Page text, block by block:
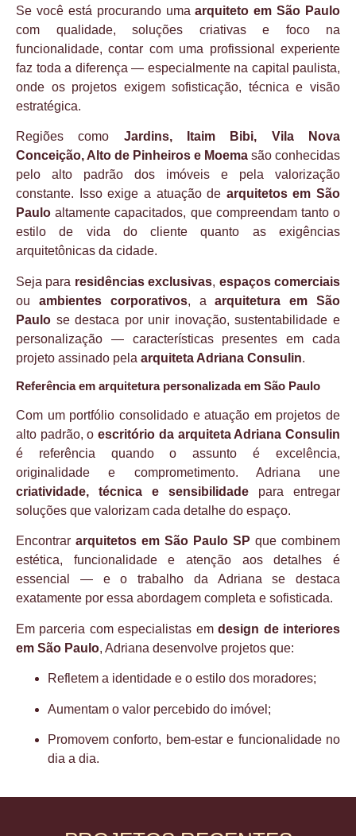
Se você está procurando umaarquiteto em São Paulo
com qualidade, soluções criativas e foco na
funcionalidade, contar com uma profissional experiente
faz toda a diferença — especialmente na capital paulista,
onde os projetos exigem sofisticação, técnica e visão
estratégica.
Regiões como Jardins, Itaim Bibi, Vila Nova
Conceição, Alto de Pinheiros e Moema são conhecidas
pelo alto padrão dos imóveis e pela valorização
constante. Isso exige a atuação de arquitetos em São
Paulo altamente capacitados, que compreendam tanto o
estilo de vida do cliente quanto as exigências
arquitetônicas da cidade.
Seja para residências exclusivas, espaços comerciais
ou ambientes corporativos, aarquitetura em São
Paulo se destaca por unir inovação, sustentabilidade e
personalização — características presentes em cada
projeto assinado pela arquiteta Adriana Consulin.
Referência em arquitetura personalizada em São Paulo
Com um portfólio consolidado e atuação em projetos de
alto padrão, oescritório da arquiteta Adriana Consulin
é referência quando o assunto é excelência,
originalidade e comprometimento. Adriana une
criatividade, técnica e sensibilidade para entregar
soluções que valorizam cada detalhe do espaço.
Encontrar arquitetos em São Paulo SP que combinem
estética, funcionalidade e atenção aos detalhes é
essencial — e o trabalho da Adriana se destaca
exatamente por essa abordagem completa e sofisticada.
Em parceria com especialistas emdesign de interiores
em São Paulo, Adriana desenvolve projetos que:
Refletem a identidade e o estilo dos moradores;
Aumentam o valor percebido do imóvel;
Promovem conforto, bem-estar e funcionalidade no
dia a dia.